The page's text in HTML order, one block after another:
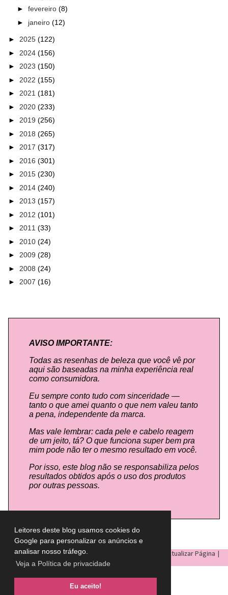
Leitores deste blog usamos cookies do
Google para personalizar os anúncios e
analisar nosso tráfego.
Veja a Política de privacidade
Eu aceito!
► fevereiro (8)
► janeiro (12)
► 2025 (122)
► 2024 (156)
► 2023 (150)
► 2022 (155)
► 2021 (181)
► 2020 (233)
► 2019 (256)
► 2018 (265)
► 2017 (317)
► 2016 (301)
► 2015 (230)
► 2014 (240)
► 2013 (157)
► 2012 (101)
► 2011 (33)
► 2010 (24)
► 2009 (28)
► 2008 (24)
► 2007 (16)
AVISO IMPORTANTE:
Todas as resenhas de beleza que você vê por
aqui são baseadas na minha experiência real
como consumidora.
Eu sempre conto tudo com sinceridade —
tanto o que amei quanto o que nem valeu tanto
a pena, independente da marca.
Mas vale lembrar: cada pele e cabelo reagem
de um jeito, tá? O que funciona super bem pra
mim pode não ter o mesmo resultado em você.
Por isso, este blog não se responsabiliza pelos
resultados obtidos após o uso dos produtos
por outras pessoas.
LULU ON THE SKY - Todos os direitos reservados © | Atualizar Página